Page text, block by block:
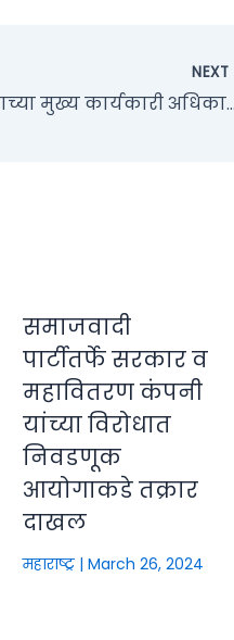
NEXT
जि.प. साताराच्या मुख्य कार्यकारी अधिकारी याशिनी नागराजन व गट विकास अधिकारी प्रताप पाटील यांची वहागांव ला भेट
समाजवादी
पार्टीतर्फे सरकार व
महावितरण कंपनी
यांच्या विरोधात
निवडणूक
आयोगाकडे तक्रार
दाखल
महाराष्ट्र| March 26, 2024